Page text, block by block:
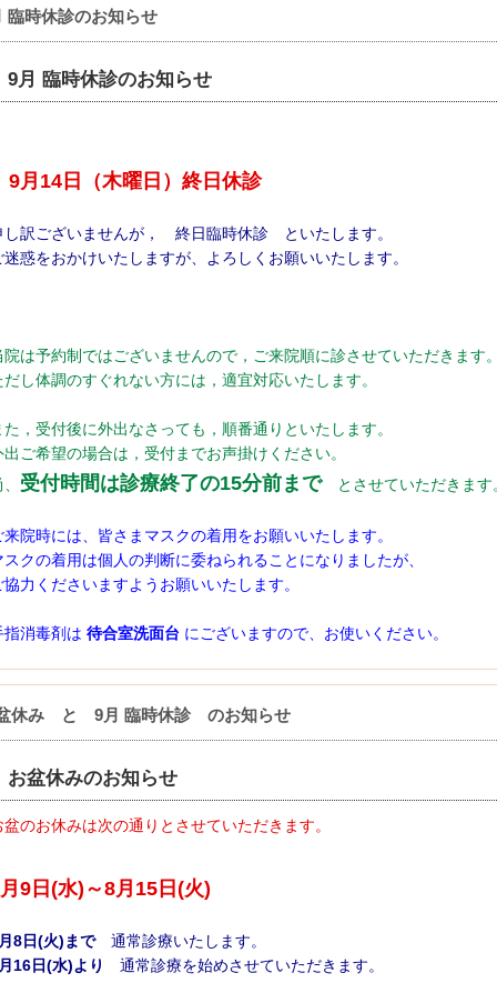
臨時休診のお知らせ
9月 臨時休診のお知らせ
9月14日（木曜日）終日休診
し訳ございませんが， 終日臨時休診 といたします。
迷惑をおかけいたしますが、よろしくお願いいたします。
院は予約制ではございませんので，ご来院順に診させていただきます
だし体調のすぐれない方には，適宜対応いたします。
た，受付後に外出なさっても，順番通りといたします。
出ご希望の場合は，受付までお声掛けください。
受付時間は診療終了の15分前までとさせていただきます
来院時には、皆さまマスクの着用をお願いいたします。
スクの着用は個人の判断に委ねられることになりましたが、
協力くださいますようお願いいたします。
指消毒剤は待合室洗面台 にございますので、お使いください。
休み と 9月 臨時休診 のお知らせ
お盆休みのお知らせ
盆のお休みは次の通りとさせていただきます。
9日(水)～8月15日(火)
8日(火)まで通常診療いたします。
16日(水)より
通常診療を始めさせていただきます。